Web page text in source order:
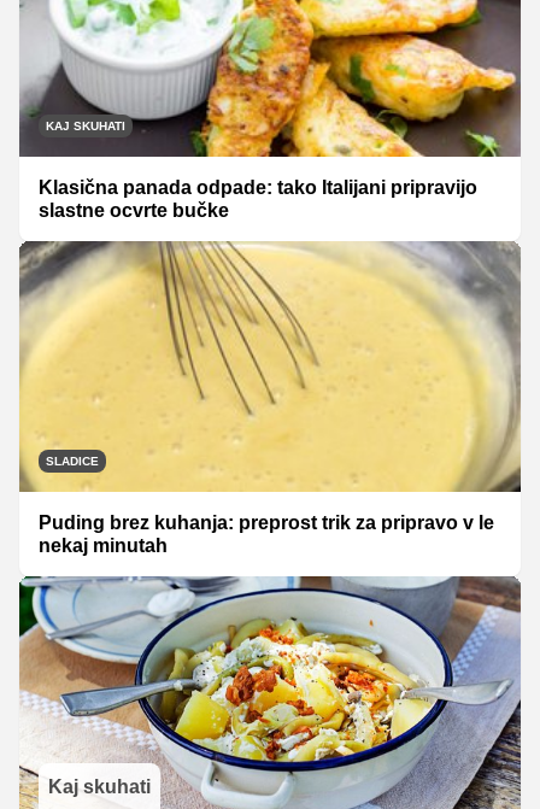
KAJ SKUHATI
Klasična panada odpade: tako Italijani pripravijo
slastne ocvrte bučke
SLADICE
Puding brez kuhanja: preprost trik za pripravo v le
nekaj minutah
Kaj skuhati